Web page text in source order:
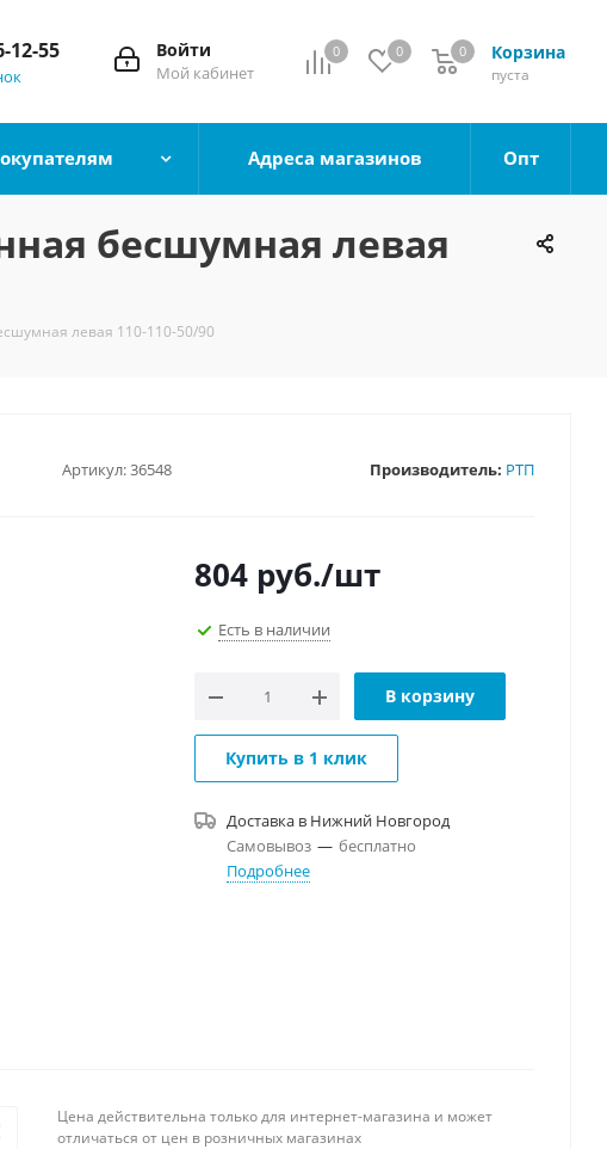
0 0 Корзина
0
пуста
0
Войти
Мой кабинет
12-55
Адреса магазинов Опт
бесшумная левая
левая 110-110-50/90
Артикул:36548 Производитель: РТП
804 руб./шт
Есть в наличии
В корзину
Купить в 1 клик
Доставка в Нижний Новгород
Самовывоз — бесплатно
Подробнее
Цена действительна только для интернет-магазина и может
отличаться от цен в розничных магазинах